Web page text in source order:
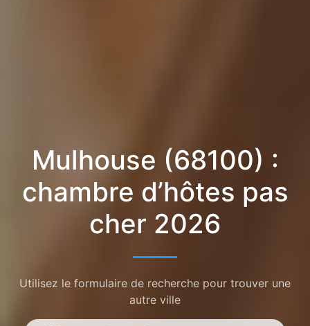
Mulhouse (68100) :
chambre d’hôtes pas
cher 2026
Utilisez le formulaire de recherche pour trouver une
autre ville